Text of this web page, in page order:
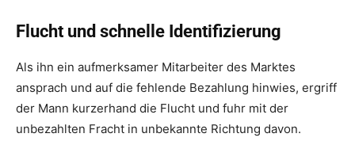
Flucht und schnelle Identifizierung
Als ihn ein aufmerksamer Mitarbeiter des Marktes
ansprach und auf die fehlende Bezahlung hinwies, ergriff
der Mann kurzerhand die Flucht und fuhr mit der
unbezahlten Fracht in unbekannte Richtung davon.